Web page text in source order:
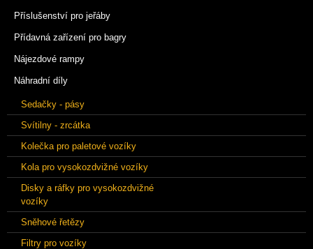
Příslušenství pro jeřáby
Přídavná zařízení pro bagry
Nájezdové rampy
Náhradní díly
Sedačky - pásy
Svítilny - zrcátka
Kolečka pro paletové vozíky
Kola pro vysokozdvižné vozíky
Disky a ráfky pro vysokozdvižné
vozíky
Sněhové řetězy
Filtry pro vozíky